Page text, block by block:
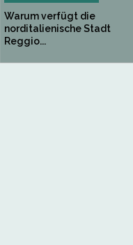
Warum verfügt die
norditalienische Stadt
Reggio...